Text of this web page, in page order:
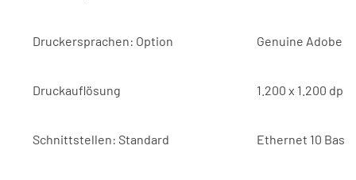
Druckersprachen: Option Genuine Adobe
Druckauflösung 1.200 x 1.200 dpi
Schnittstellen: Standard Ethernet 10